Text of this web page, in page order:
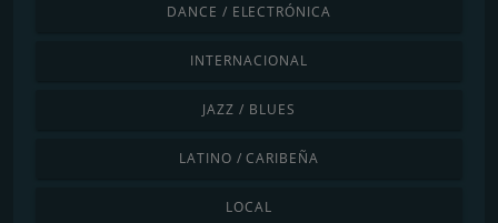
DANCE / ELECTRÓNICA
INTERNACIONAL
JAZZ / BLUES
LATINO / CARIBEÑA
LOCAL